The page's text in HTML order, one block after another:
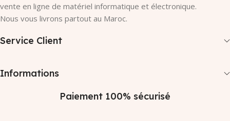
vente en ligne de matériel informatique et électronique.
Nous vous livrons partout au Maroc.
Service Client
Informations
Paiement 100% sécurisé